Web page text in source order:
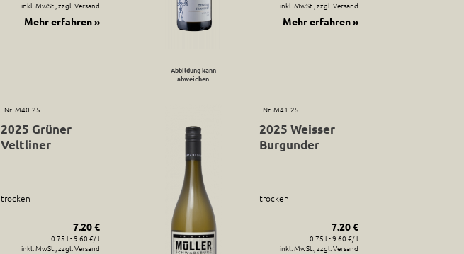
inkl. MwSt., zzgl. Versand
Mehr erfahren »
Abbildung kann
abweichen
inkl. MwSt., zzgl. Versand
Mehr erfahren »
Nr. M40-25
2025 Grüner
Veltliner
trocken
7.20 €
0.75 l - 9.60 €/ l
inkl. MwSt., zzgl. Versand
Nr. M41-25
2025 Weisser
Burgunder
trocken
7.20 €
0.75 l - 9.60 €/ l
inkl. MwSt., zzgl. Versand